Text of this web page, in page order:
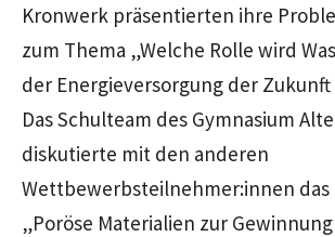
Kronwerk präsentierten ihre
zum Thema „Welche Rolle wird
der Energieversorgung der Zukunft
Das Schulteam des Gymnasium
diskutierte mit den anderen
Wettbewerbsteilnehmer:innen das
„Poröse Materialien zur